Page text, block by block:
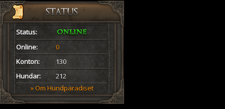
Status:
Online:
0
Konton:
130
Hundar:
212
» Om Hundparadiset